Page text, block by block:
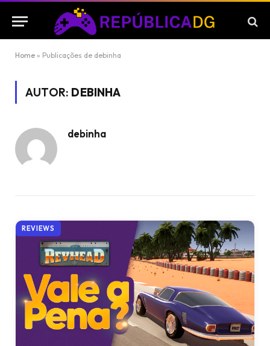
Home » Publicações de debinha
AUTOR: DEBINHA
debinha
REVIEWS